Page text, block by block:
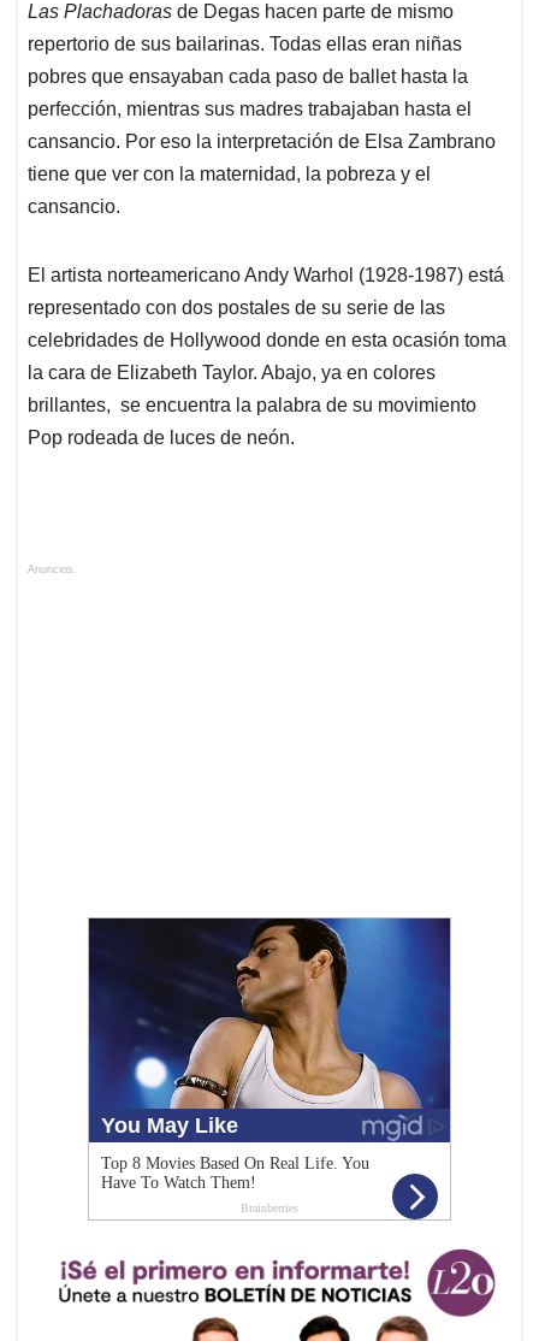
Las Plachadoras de Degas hacen parte de mismo
repertorio de sus bailarinas. Todas ellas eran niñas
pobres que ensayaban cada paso de ballet hasta la
perfección, mientras sus madres trabajaban hasta el
cansancio. Por eso la interpretación de Elsa Zambrano
tiene que ver con la maternidad, la pobreza y el
cansancio.
El artista norteamericano Andy Warhol (1928-1987) está
representado con dos postales de su serie de las
celebridades de Hollywood donde en esta ocasión toma
la cara de Elizabeth Taylor. Abajo, ya en colores
brillantes, se encuentra la palabra de su movimiento
Pop rodeada de luces de neón.
Anuncios.